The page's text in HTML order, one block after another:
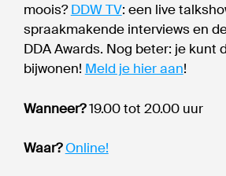
moois?DDW TV: een live
spraakmakende interviews en
DDA Awards. Nog beter: je kunt
bijwonen! Meld je hier aan!
Wanneer?19.00 tot 20.00 uur
Waar?Online!